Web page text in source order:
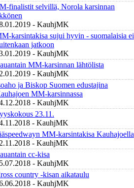
finalistit selvillä, Norola karsinnan
- KauhjMK
karsintakisa sujui hyvin - suomalaisia ei
jatkoon
- KauhjMK
MM-karsinnan lähtölista
- KauhjMK
ja Biskop Suomen edustajina
MM-karsinnassa
- KauhjMK
23.11.
- KauhjMK
MM-karsintakisa Kauhajoella
- KauhjMK
cc-kisa
- KauhjMK
country -kisan aikataulu
- KauhjMK